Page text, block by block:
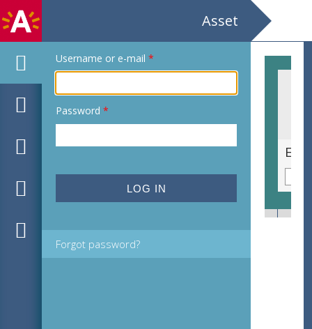
Asset
Username or e-mail *
Password *
Forgot password?
Ex libris voor Lluis Fabrecas door J.R.